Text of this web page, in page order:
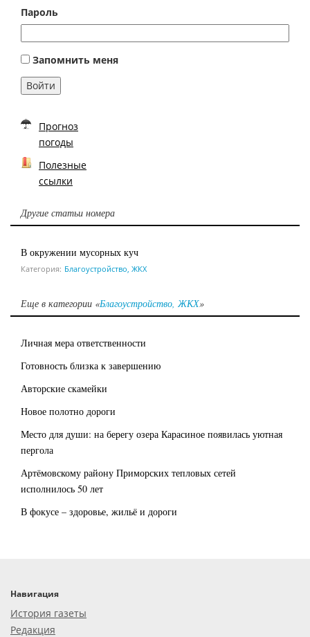
Пароль
Запомнить меня
Войти
Прогноз
погоды
Полезные
ссылки
Другие статьи номера
В окружении мусорных куч
Категория: Благоустройство, ЖКХ
Еще в категории «Благоустройство, ЖКХ»
Личная мера ответственности
Готовность близка к завершению
Авторские скамейки
Новое полотно дороги
Место для души: на берегу озера Карасиное появилась уютная
пергола
Артёмовскому району Приморских тепловых сетей
исполнилось 50 лет
В фокусе – здоровье, жильё и дороги
Навигация
История газеты
Редакция